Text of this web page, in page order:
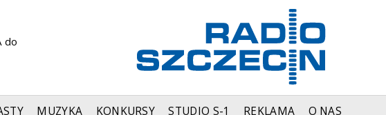
do
MUZYKA KONKURSY STUDIO S-1 REKLAMA O NAS